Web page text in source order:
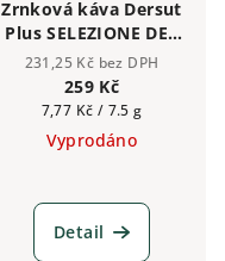
Zrnková káva Dersut
Plus SELEZIONE DEL
CONTE 100% Arabica
250 g
231,25 Kč bez DPH
259 Kč
Měrná
cena:
7,77 Kč / 7.5 g
Vyprodáno
Detail